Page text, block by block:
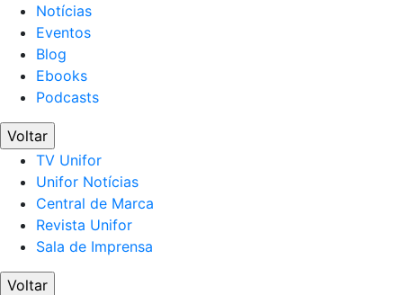
Notícias
Eventos
Blog
Ebooks
Podcasts
Voltar
TV Unifor
Unifor Notícias
Central de Marca
Revista Unifor
Sala de Imprensa
Voltar